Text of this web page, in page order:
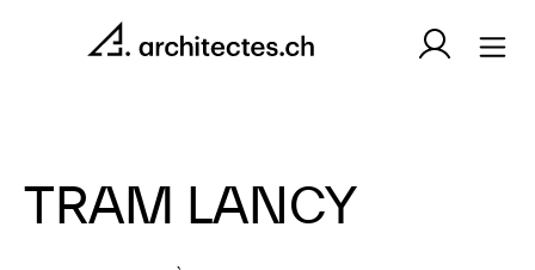
TRAM LANCY